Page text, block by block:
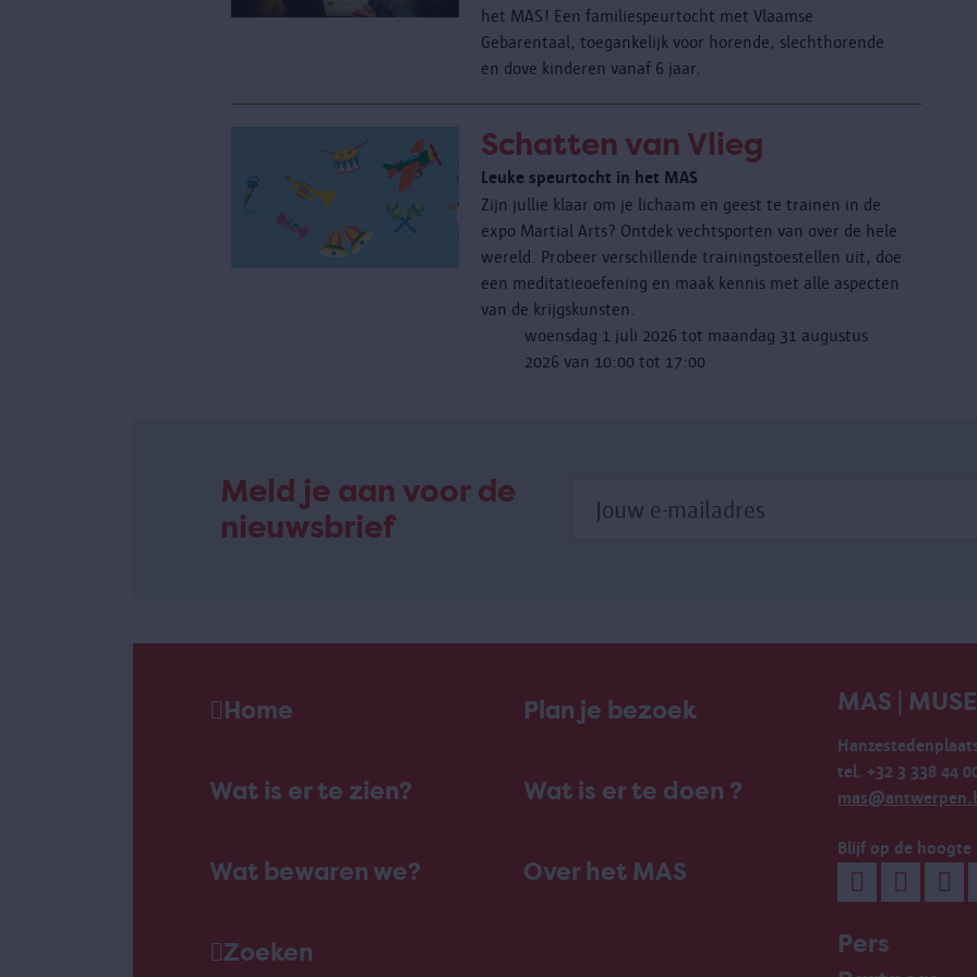
het MAS! Een familiespeurtocht met Vlaamse
Gebarentaal, toegankelijk voor horende, slechthorende
en dove kinderen vanaf 6 jaar.
Schatten van Vlieg
Leuke speurtocht in het MAS
Zijn jullie klaar om je lichaam en geest te trainen in de
expo Martial Arts? Ontdek vechtsporten van over de hele
wereld. Probeer verschillende trainingstoestellen uit, doe
een meditatieoefening en maak kennis met alle aspecten
van de krijgskunsten.
woensdag 1 juli 2026 tot maandag 31 augustus
2026 van 10:00 tot 17:00
Meld je aan voor de
nieuwsbrief
Home Plan je bezoek
Wat is er te zien? Wat is er te doen ?
Wat bewaren we? Over het MAS
Zoeken
MAS |
tel. +32 3 338 44
Blijf op de hoogte
Pers